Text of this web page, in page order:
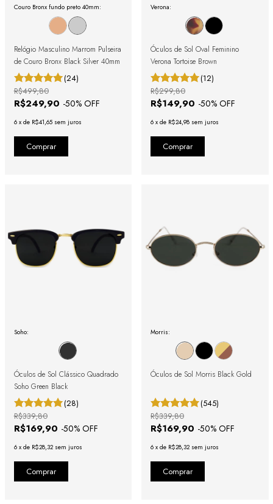
Couro Bronx fundo preto 40mm:
Relógio Masculino Marrom Pulseira
de Couro Bronx Black Silver 40mm
(24)
R$249,90 -50% OFF
R$499,80
6 x de R$41,65 sem juros
Verona:
Óculos de Sol Oval Feminino
Verona Tortoise Brown
(12)
R$149,90 -50% OFF
R$299,80
6 x de R$24,98 sem juros
Soho:
Óculos de Sol Clássico Quadrado
Soho Green Black
(28)
R$169,90 -50% OFF
R$339,80
6 x de R$28,32 sem juros
Morris:
Óculos de Sol Morris Black Gold
(545)
R$169,90 -50% OFF
R$339,80
6 x de R$28,32 sem juros